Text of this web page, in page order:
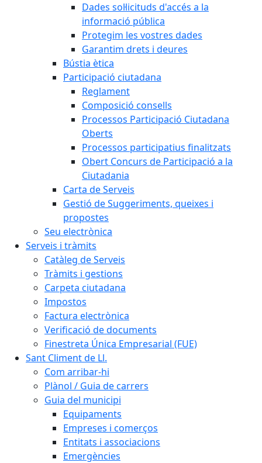
Dades sol·licituds d'accés a la
informació pública
Protegim les vostres dades
Garantim drets i deures
Bústia ètica
Participació ciutadana
Reglament
Composició consells
Processos Participació Ciutadana
Oberts
Processos participatius finalitzats
Obert Concurs de Participació a la
Ciutadania
Carta de Serveis
Gestió de Suggeriments, queixes i
propostes
Seu electrònica
Serveis i tràmits
Catàleg de Serveis
Tràmits i gestions
Carpeta ciutadana
Impostos
Factura electrònica
Verificació de documents
Finestreta Única Empresarial (FUE)
Sant Climent de Ll.
Com arribar-hi
Plànol / Guia de carrers
Guia del municipi
Equipaments
Empreses i comerços
Entitats i associacions
Emergències